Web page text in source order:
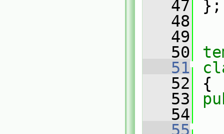
   47
};
   48
   49
   50
   51
   52
{
   53
   54
   55